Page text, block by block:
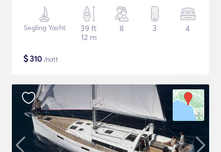
Segling Yacht
39 ft
12 m
8 3 4
$310 /natt